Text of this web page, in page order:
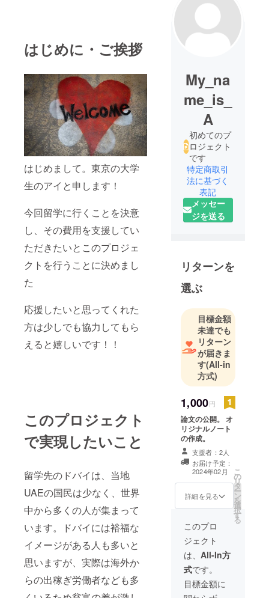
はじめに・ご挨拶
はじめまして。東京の大学
生のアイと申します！
今回留学に行くことを決意
し、その費用を支援してい
ただきたいとこのプロジェ
クトを行うことに決めまし
た
応援したいと思ってくれた
方は少しでも協力してもら
えると嬉しいです！！
このプロジェクト
で実現したいこと
留学先のドバイは、当地
UAEの国民は少なく、世界
中から多くの人が集まって
います。ドバイには裕福な
イメージがある人も多いと
思いますが、実際は海外か
らの出稼ぎ労働者なども多
My_na
me_is_
A
初めてのプ
ロジェクト
です
特定商取引
法に基づく
表記
メッセー
ジを送る
リターンを
選ぶ
目標金額
未達でも
リターン
が届きま
す(All-in
方式)
1,000円
論文の公開。 オ
リジナルノート
の作成。
支援者：2人
お届け予定：
2024年02月
詳細を見る
こ
の
リ
タ
ー
ン
を
選
択
す
る
このプロ
ジェクト
は、 All-In方
式です。
目標金額に